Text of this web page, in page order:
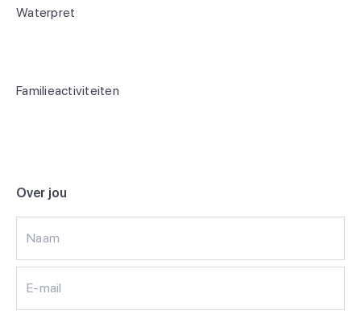
Waterpret
Familieactiviteiten
Over jou
Naam
E-mail